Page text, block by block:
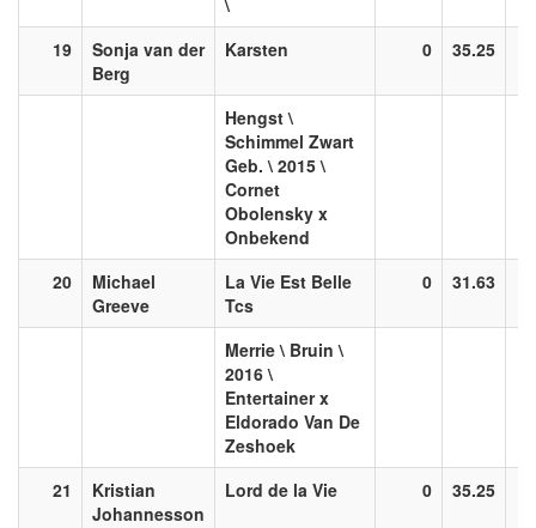
\
19
Sonja van der
Berg
Karsten 0 35.25
Hengst \
Schimmel Zwart
Geb. \ 2015 \
Cornet
Obolensky x
Onbekend
20
Michael
Greeve
La Vie Est Belle
Tcs
0 31.63
Merrie \ Bruin \
2016 \
Entertainer x
Eldorado Van De
Zeshoek
21
Kristian
Johannesson
Lord de la Vie 0 35.25